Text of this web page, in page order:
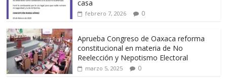
casa
febrero 7, 2026 0
Aprueba Congreso de Oaxaca reforma
constitucional en materia de No
Reelección y Nepotismo Electoral
marzo 5, 2025 0